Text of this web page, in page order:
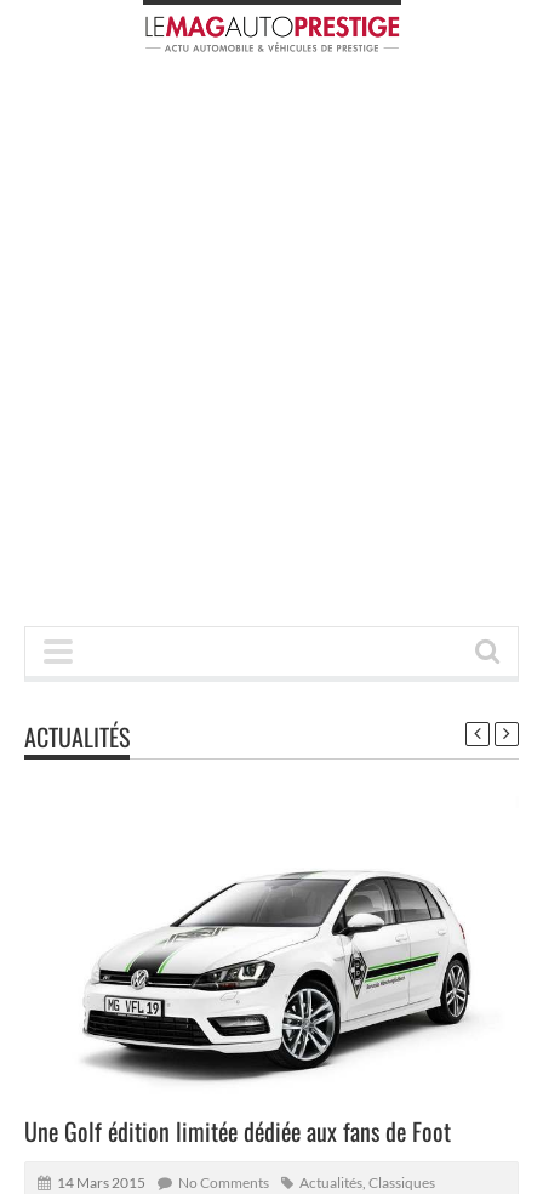
ACTUALITÉS
Une Golf édition limitée dédiée aux fans de Foot
14 Mars 2015 No Comments Actualités, Classiques